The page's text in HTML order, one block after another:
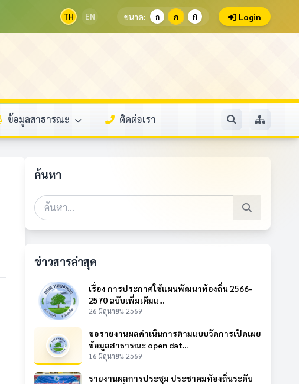
TH EN ขนาด: ก ก ก Login
ข้อมูลสาธารณะ ติดต่อเรา
ค้นหา
ข่าวสารล่าสุด
เรื่อง การประกาศใช้แผนพัฒนาท้องถิ่น 2566-
2570 ฉบับเพิ่มเติมแ...
26 มิถุนายน 2569
ขอรายงานผลดำเนินการตามแบบวัดการเปิดเผย
ข้อมูลสาธารณะ open dat...
16 มิถุนายน 2569
รายงานผลการประชุม ประชาคมท้องถิ่นระดับ